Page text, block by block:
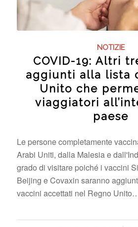
NOTIZIE
COVID-19: Altri
aggiunti alla lista
Unito che
viaggiatori
paese
Le persone completamente
Arabi Uniti, dalla Malesia e
grado di visitare poiché i vaccini
Beijing e Covaxin saranno
vaccini accettati nel Regno